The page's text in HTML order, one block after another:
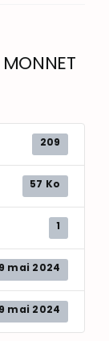
209
57 Ko
1
9 mai 2024
9 mai 2024